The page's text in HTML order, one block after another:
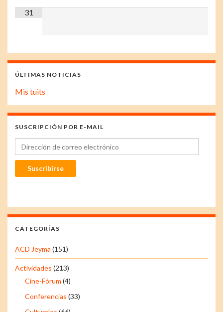
31
ÚLTIMAS NOTICIAS
Mis tuits
SUSCRIPCIÓN POR E-MAIL
Dirección de correo electrónico
Suscribirse
CATEGORÍAS
ACD Jeyma (151)
Actividades (213)
Cine-Fórum (4)
Conferencias (33)